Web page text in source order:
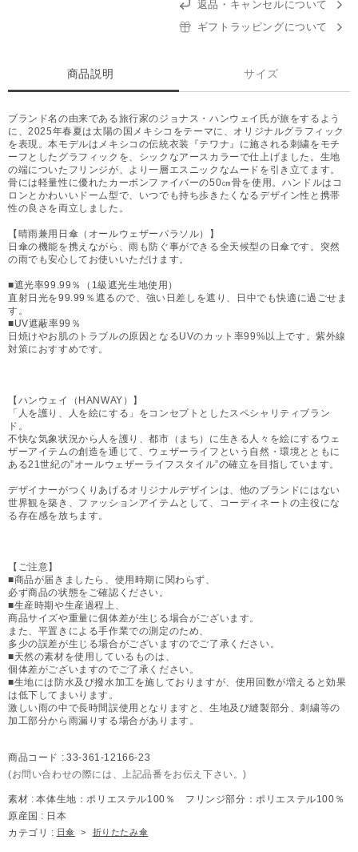
返品・キャンセルについて
ギフトラッピングについて
商品説明 サイズ
ブランド名の由来である旅行家のジョナス・ハンウェイ氏が旅をするよう
に、2025年春夏は太陽の国メキシコをテーマに、オリジナルグラフィック
を表現。本モデルはメキシコの伝統衣装『テワナ』に施される刺繍をモチ
ーフとしたグラフィックを、シックなアースカラーで仕上げました。生地
の端についたフリンジが、より一層エスニックなムードを引き立てます。
骨には軽量性に優れたカーボンファイバーの50㎝骨を使用。ハンドルはコ
ロンとかわいいドーム型で、いつでも持ち歩きたくなるデザイン性と携帯
性の良さを両立しました。
【晴雨兼用日傘（オールウェザーパラソル）】
日傘の機能を携えながら、雨も防ぐ事ができる全天候型の日傘です。突然
の雨でも安心してお使いいただけます。
■遮光率99.99％（1級遮光生地使用）
直射日光を99.99％遮るので、強い日差しを遮り、日中でも快適に過ごせま
す。
■UV遮蔽率99％
日焼けやお肌のトラブルの原因となるUVのカット率99%以上です。紫外線
対策におすすめです。
【ハンウェイ（HANWAY）】
「人を護り、人を絵にする」をコンセプトとしたスペシャリティブラン
ド。
不快な気象状況から人を護り、都市（まち）に生きる人々を絵にするウェ
ザーアイテムの創造を通じて、ウェザーライフという自然・環境とともに
ある21世紀の”オールウェザーライフスタイル”の確立を目指しています。
デザイナーがつくりあげるオリジナルデザインは、他のブランドにはない
世界観を築き、ファッションアイテムとして、コーディネートの主役にな
る存在感を放ちます。
【ご注意】
■商品が届きましたら、使用時期に関わらず、
必ず商品の状態をご確認ください。
■生産時期や生産過程上、
商品サイズや重量に個体差が生じる場合がございます。
また、平置きによる手作業での測定のため、
多少の誤差が生じる場合がございますのでご了承ください。
■天然の素材を使用しているものは、
個体差がございますのでご了承ください。
■生地には防水及び撥水加工を施しておりますが、使用回数が増えると効果
は低下してまいります。
激しい雨の中で長時間誤使用となりますと、生地及び縫製部分、刺繍等の
加工部分から雨漏りする場合があります。
商品コード : 33-361-12166-23
(お問い合わせの際には、上記品番をお伝え下さい。)
素材 : 本体生地：ポリエステル100％ フリンジ部分：ポリエステル100％
原産国 : 日本
カテゴリ : 日傘 > 折りたたみ傘